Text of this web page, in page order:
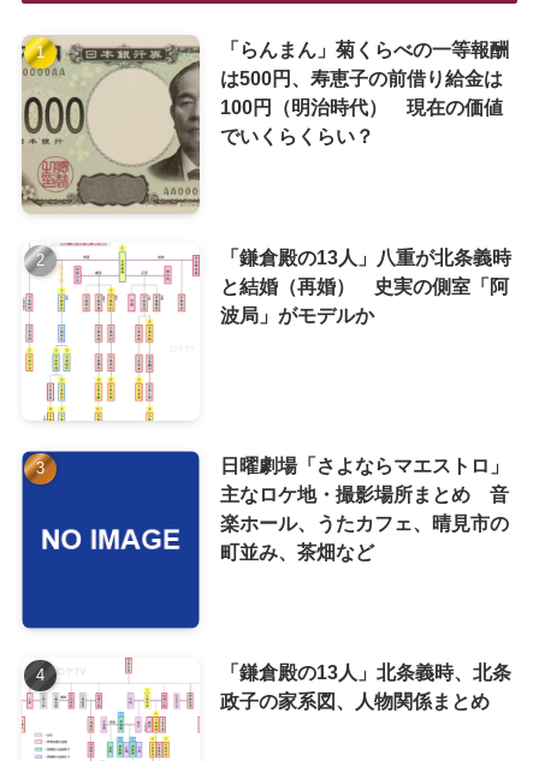
「らんまん」菊くらべの一等報酬
は500円、寿恵子の前借り給金は
100円（明治時代） 現在の価値
でいくらくらい？
「鎌倉殿の13人」八重が北条義時
と結婚（再婚） 史実の側室「阿
波局」がモデルか
日曜劇場「さよならマエストロ」
主なロケ地・撮影場所まとめ 音
楽ホール、うたカフェ、晴見市の
町並み、茶畑など
「鎌倉殿の13人」北条義時、北条
政子の家系図、人物関係まとめ